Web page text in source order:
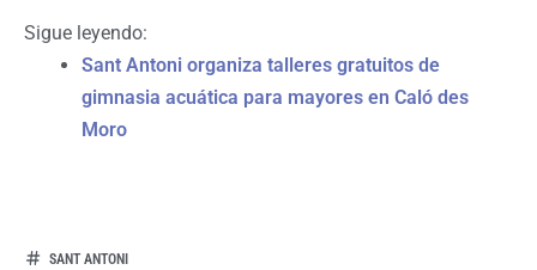
Sigue leyendo:
Sant Antoni organiza talleres gratuitos de
gimnasia acuática para mayores en Caló des
Moro
SANT ANTONI